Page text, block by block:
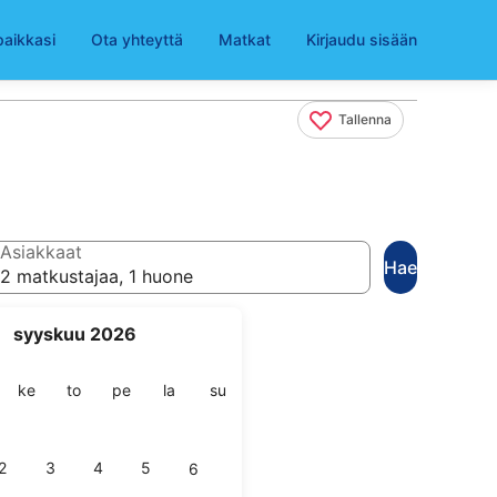
Ota yhteyttä Matkat Kirjaudu sisään
Tallenna
syyskuu 2026
kekeskiviikko
totorstai
peperjantai
la lauantai
susunnuntai
2 3 4 5 6
Asiakkaat
2 matkustajaa, 1 huone
Hae